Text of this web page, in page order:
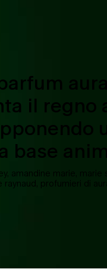
il regno
base
amandine marie, marie
raynaud, profumieri di